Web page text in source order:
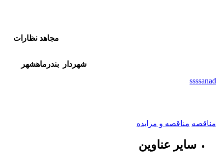
مجاهد نظارات
شهردار بندرماهشهر
ssssanad
مناقصه مناقصه و مزایده
سایر عناوین